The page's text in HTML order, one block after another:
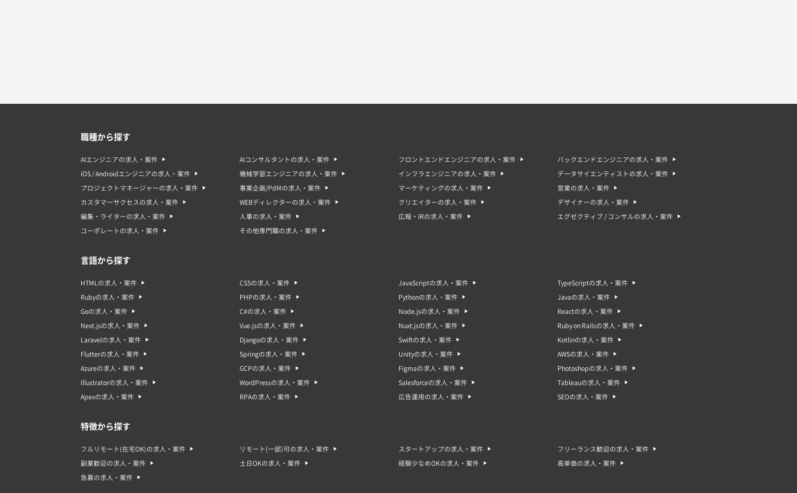
職種から探す
AIエンジニアの求人・案件 AIコンサルタントの求人・案件 フロントエンドエンジニアの求人・案件 バックエンドエンジニアの求人・案件
iOS / Androidエンジニアの求人・案件 機械学習エンジニアの求人・案件 インフラエンジニアの求人・案件 データサイエンティストの求人・案件
プロジェクトマネージャーの求人・案件 事業企画/PdMの求人・案件 マーケティングの求人・案件 営業の求人・案件
カスタマーサクセスの求人・案件 WEBディレクターの求人・案件 クリエイターの求人・案件 デザイナーの求人・案件
編集・ライターの求人・案件 人事の求人・案件 広報・IRの求人・案件 エグゼクティブ / コンサルの求人・案件
コーポレートの求人・案件 その他専門職の求人・案件
言語から探す
HTMLの求人・案件 CSSの求人・案件 JavaScriptの求人・案件 TypeScriptの求人・案件
Rubyの求人・案件 PHPの求人・案件 Pythonの求人・案件 Javaの求人・案件
Goの求人・案件 C#の求人・案件 Node.jsの求人・案件 Reactの求人・案件
Next.jsの求人・案件 Vue.jsの求人・案件 Nuxt.jsの求人・案件 Ruby on Railsの求人・案件
Laravelの求人・案件 Djangoの求人・案件 Swiftの求人・案件 Kotlinの求人・案件
Flutterの求人・案件 Springの求人・案件 Unityの求人・案件 AWSの求人・案件
Azureの求人・案件 GCPの求人・案件 Figmaの求人・案件 Photoshopの求人・案件
Illustratorの求人・案件 WordPressの求人・案件 Salesforceの求人・案件 Tableauの求人・案件
Apexの求人・案件 RPAの求人・案件 広告運用の求人・案件 SEOの求人・案件
特徴から探す
フルリモート(在宅OK)の求人・案件 リモート(一部)可の求人・案件 スタートアップの求人・案件 フリーランス歓迎の求人・案件
副業歓迎の求人・案件 土日OKの求人・案件 経験少なめOKの求人・案件 高単価の求人・案件
急募の求人・案件